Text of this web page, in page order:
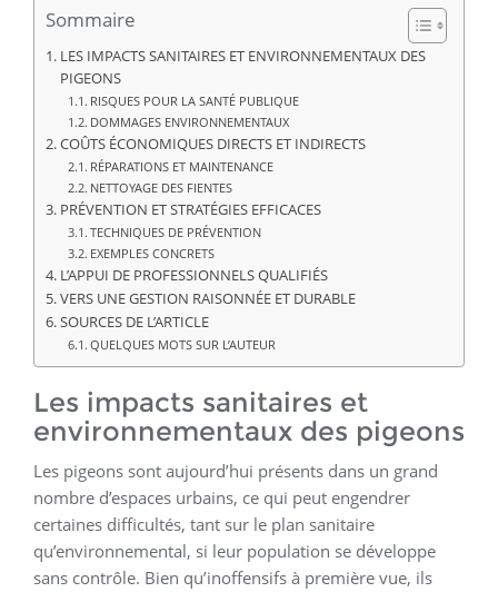
Sommaire
LES IMPACTS SANITAIRES ET ENVIRONNEMENTAUX DES
PIGEONS
RISQUES POUR LA SANTÉ PUBLIQUE
DOMMAGES ENVIRONNEMENTAUX
COÛTS ÉCONOMIQUES DIRECTS ET INDIRECTS
RÉPARATIONS ET MAINTENANCE
NETTOYAGE DES FIENTES
PRÉVENTION ET STRATÉGIES EFFICACES
TECHNIQUES DE PRÉVENTION
EXEMPLES CONCRETS
L’APPUI DE PROFESSIONNELS QUALIFIÉS
VERS UNE GESTION RAISONNÉE ET DURABLE
SOURCES DE L’ARTICLE
QUELQUES MOTS SUR L’AUTEUR
Les impacts sanitaires et
environnementaux des pigeons
Les pigeons sont aujourd’hui présents dans un grand
nombre d’espaces urbains, ce qui peut engendrer
certaines difficultés, tant sur le plan sanitaire
qu’environnemental, si leur population se développe
sans contrôle. Bien qu’inoffensifs à première vue, ils